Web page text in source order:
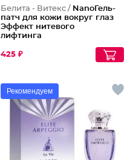
Белита - Витекс / NanoГель-
патч для кожи вокруг глаз
Эффект нитевого
лифтинга
425 ₽
Рекомендуем